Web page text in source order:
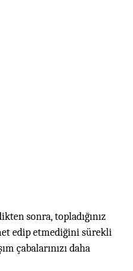
sonra, topladığınız
edip etmediğini sürekli
çabalarınızı daha